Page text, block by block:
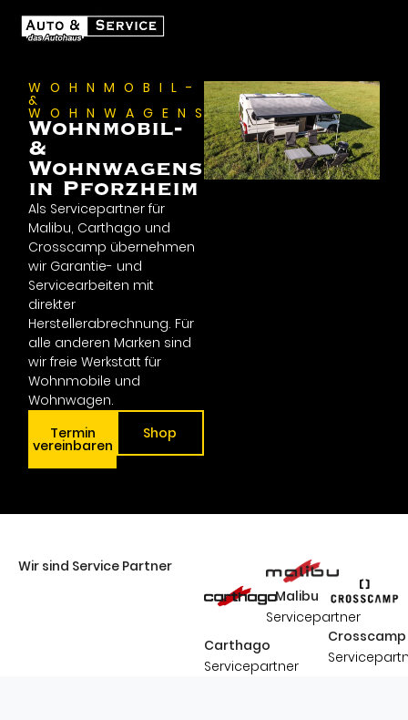
WOHNMOBIL-
&
WOHNWAGENSERVICE
Wohnmobil-
&
Wohnwagenservice
in Pforzheim
Als Servicepartner für
Malibu, Carthago und
Crosscamp übernehmen
wir Garantie- und
Servicearbeiten mit
direkter
Herstellerabrechnung. Für
alle anderen Marken sind
wir freie Werkstatt für
Wohnmobile und
Wohnwagen.
Termin
vereinbaren
Shop
Wir sind Service Partner
Carthago
Servicepartner
Malibu
Servicepartner
Crosscamp